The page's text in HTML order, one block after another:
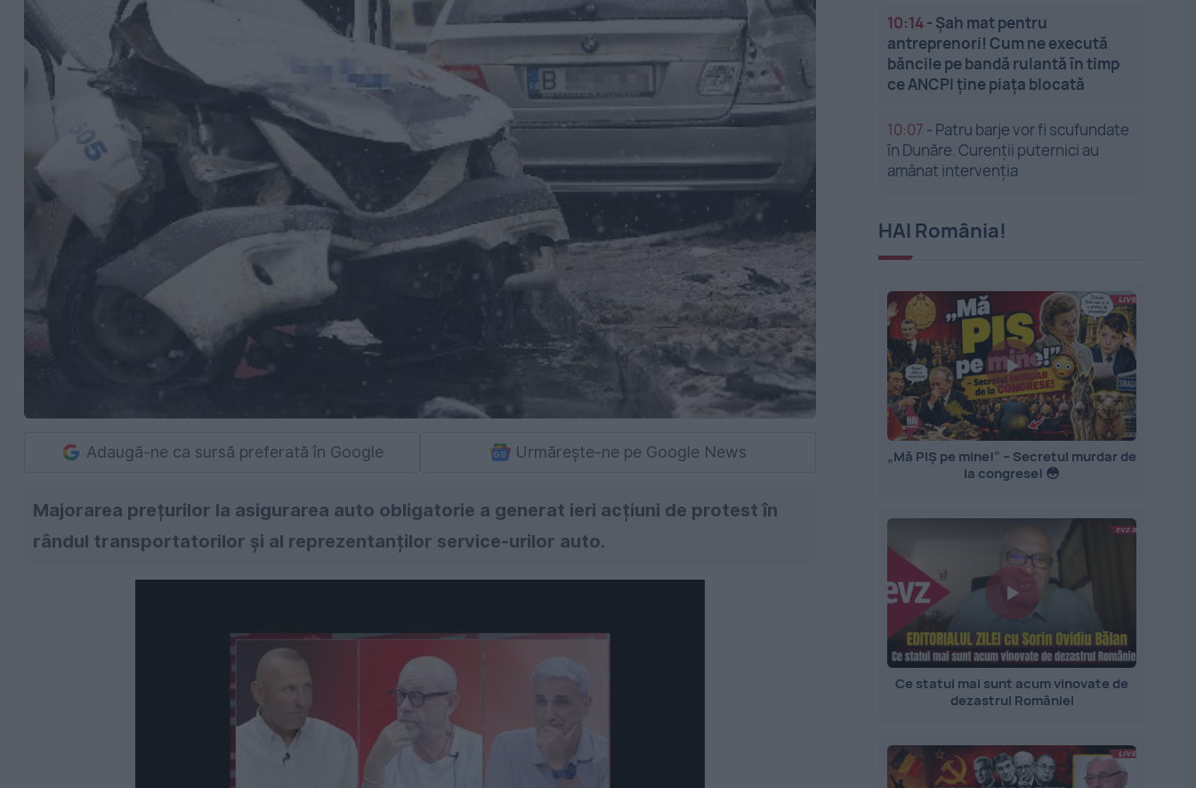
Adaugă-ne ca sursă preferată în Google Urmărește-ne pe Google News
Majorarea prețurilor la asigurarea auto obligatorie a generat ieri acțiuni de protest în
rândul transportatorilor și al reprezentanților service-urilor auto.
10:14- Șah mat pentru
antreprenori! Cum ne execută
băncile pe bandă rulantă în timp
ce ANCPI ține piața blocată
10:07 - Patru barje vor fi scufundate
în Dunăre. Curenții puternici au
amânat intervenția
HAI România!
„Mă PIȘ pe mine!” – Secretul murdar de
la congrese! 😳
Ce statui mai sunt acum vinovate de
dezastrul României